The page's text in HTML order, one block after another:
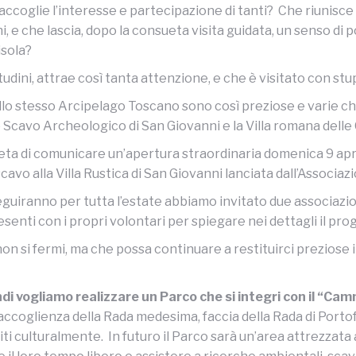
l’interesse e partecipazione di tanti? Che
che lascia, dopo la consueta visita guidata, un senso
attrae così tanta attenzione, e che è visitato con
stesso Arcipelago Toscano sono così preziose e varie
Archeologico di San Giovanni e la Villa romana
di comunicare un’apertura straordinaria domenica 9
alla Villa Rustica di San Giovanni lanciata
per tutta l’estate abbiamo invitato due
con i propri volontari per spiegare nei dettagli il
si fermi, ma che possa continuare a restituirci
vogliamo realizzare un Parco che si integri con il
della Rada medesima, faccia della Rada di
culturalmente. In futuro il Parco sarà un’area